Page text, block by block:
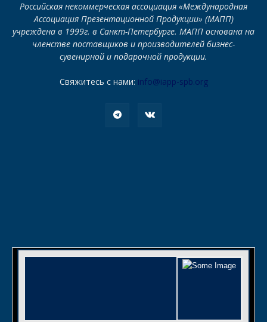
Российская некоммерческая ассоциация «Международная
Ассоциация Презентационной Продукции» (МАПП)
учреждена в 1999г. в Санкт-Петербурге. МАПП основана на
членстве поставщиков и производителей бизнес-
сувенирной и подарочной продукции.
Свяжитесь с нами: info@iapp-spb.org